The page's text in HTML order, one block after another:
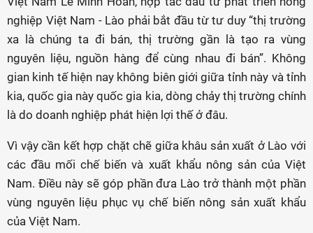
nghiệp Việt Nam - Lào phải bắt đầu từ tư duy “thị trường
xa là chúng ta đi bán, thị trường gần là tạo ra vùng
nguyên liệu, nguồn hàng để cùng nhau đi bán”. Không
gian kinh tế hiện nay không biên giới giữa tỉnh này và tỉnh
kia, quốc gia này quốc gia kia, dòng chảy thị trường chính
là do doanh nghiệp phát hiện lợi thế ở đâu.
Vì vậy cần kết hợp chặt chẽ giữa khâu sản xuất ở Lào với
các đầu mối chế biến và xuất khẩu nông sản của Việt
Nam. Điều này sẽ góp phần đưa Lào trở thành một phần
vùng nguyên liệu phục vụ chế biến nông sản xuất khẩu
của Việt Nam.